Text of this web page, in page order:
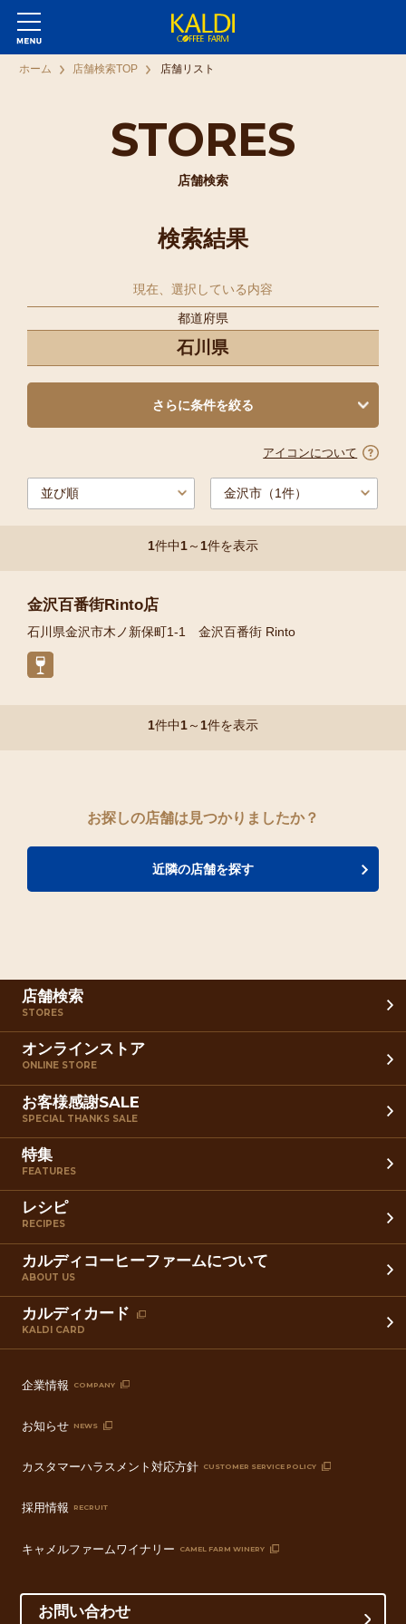
STORES
店舗検索
ホーム 店舗検索TOP 店舗リスト
検索結果
現在、選択している内容
都道府県
石川県
さらに条件を絞る
1件中1～1件を表示
アイコンについて
金沢百番街Rinto店
石川県金沢市木ノ新保町1-1 金沢百番街 Rinto
1件中1～ 1件を表示
お探しの店舗は見つかりましたか？
近隣の店舗を探す
店舗検索
STORES
オンラインストア
ONLINE STORE
お客様感謝SALE
SPECIAL THANKS SALE
特集
FEATURES
レシピ
RECIPES
カルディコーヒーファームについて
ABOUT US
カルディカード
KALDI CARD
企業情報 COMPANY
お知らせ NEWS
カスタマーハラスメント対応方針 CUSTOMER SERVICE POLICY
採用情報 RECRUIT
キャメルファームワイナリー CAMEL FARM WINERY
お問い合わせ